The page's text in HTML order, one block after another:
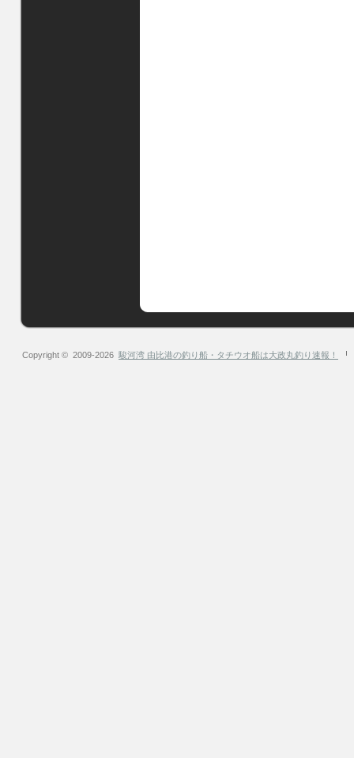
Copyright © 2009-2026 駿河湾 由比港の釣り船・タチウオ船は大政丸釣り速報！